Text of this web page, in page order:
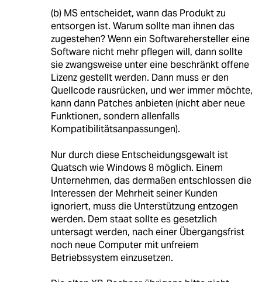
(b) MS entscheidet, wann das Produkt zu
entsorgen ist. Warum sollte man ihnen das
zugestehen? Wenn ein Softwarehersteller eine
Software nicht mehr pflegen will, dann sollte
sie zwangsweise unter eine beschränkt offene
Lizenz gestellt werden. Dann muss er den
Quellcode rausrücken, und wer immer möchte,
kann dann Patches anbieten (nicht aber neue
Funktionen, sondern allenfalls
Kompatibilitätsanpassungen).
Nur durch diese Entscheidungsgewalt ist
Quatsch wie Windows 8 möglich. Einem
Unternehmen, das dermaßen entschlossen die
Interessen der Mehrheit seiner Kunden
ignoriert, muss die Unterstützung entzogen
werden. Dem staat sollte es gesetzlich
untersagt werden, nach einer Übergangsfrist
noch neue Computer mit unfreiem
Betriebssystem einzusetzen.